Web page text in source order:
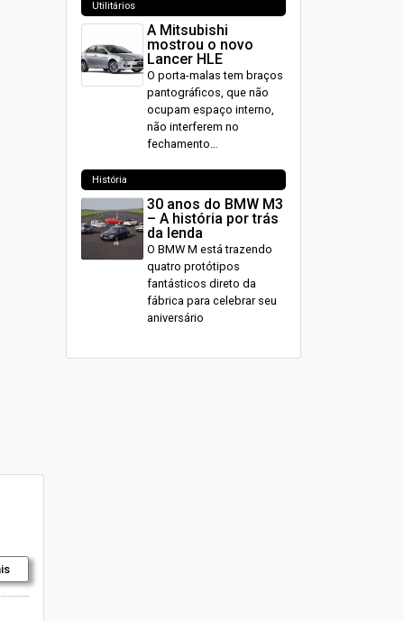
Utilitários
A Mitsubishi
mostrou o novo
Lancer HLE
O porta-malas tem braços
pantográficos, que não
ocupam espaço interno,
não interferem no
fechamento…
História
30 anos do BMW M3
– A história por trás
da lenda
O BMW M está trazendo
quatro protótipos
fantásticos direto da
fábrica para celebrar seu
aniversário